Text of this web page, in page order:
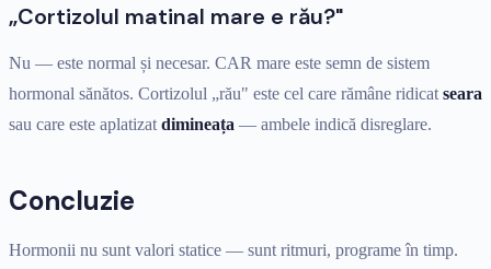
„Cortizolul matinal mare e rău?"
Nu — este normal și necesar. CAR mare este semn de sistem
hormonal sănătos. Cortizolul „rău" este cel care rămâne ridicat seara
sau care este aplatizat dimineața — ambele indică disreglare.
Concluzie
Hormonii nu sunt valori statice — sunt ritmuri, programe în timp.